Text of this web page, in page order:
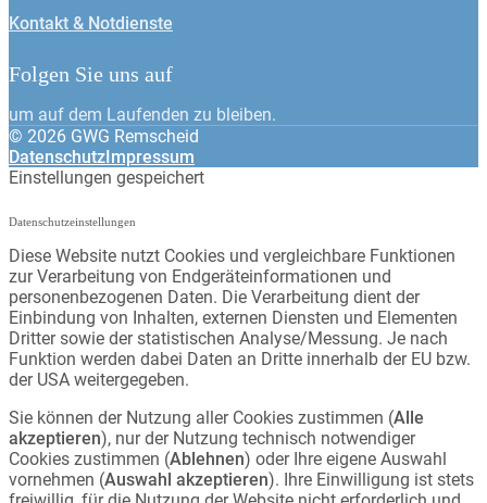
Kontakt & Notdienste
Folgen Sie uns auf
um auf dem Laufenden zu bleiben.
© 2026 GWG Remscheid
Datenschutz Impressum
Einstellungen gespeichert
Datenschutzeinstellungen
Diese Website nutzt Cookies und vergleichbare Funktionen
zur Verarbeitung von Endgeräteinformationen und
personenbezogenen Daten. Die Verarbeitung dient der
Einbindung von Inhalten, externen Diensten und Elementen
Dritter sowie der statistischen Analyse/Messung. Je nach
Funktion werden dabei Daten an Dritte innerhalb der EU bzw.
der USA weitergegeben.
Sie können der Nutzung aller Cookies zustimmen (Alle
akzeptieren), nur der Nutzung technisch notwendiger
Cookies zustimmen (Ablehnen) oder Ihre eigene Auswahl
vornehmen (Auswahl akzeptieren). Ihre Einwilligung ist stets